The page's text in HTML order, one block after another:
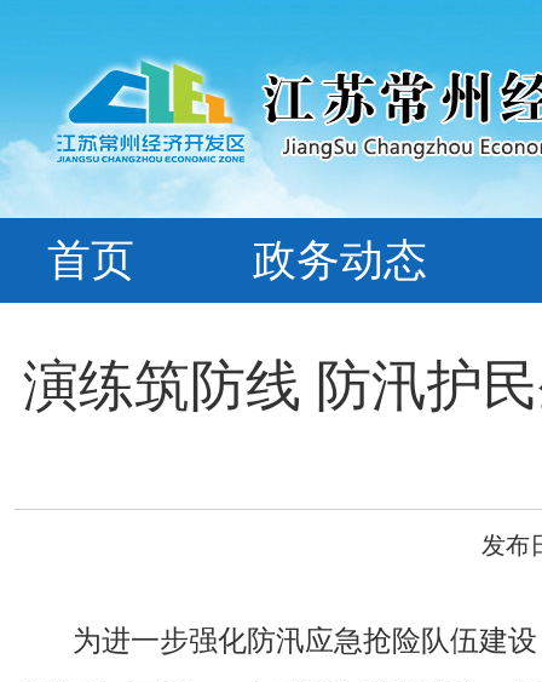
首页 政务动态
演练筑防线 防汛护
发布
为进一步强化防汛应急抢险队伍建